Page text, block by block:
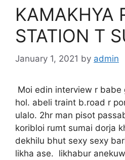
KAMAKHYA
STATION T
January 1, 2021 by admin
Moi edin interview r babe
hol. abeli traint b.road r
ulalo. 2hr man pisot
koribloi rumt sumai dorja
dekhilu bhut sexy sexy
likha ase. likhabur